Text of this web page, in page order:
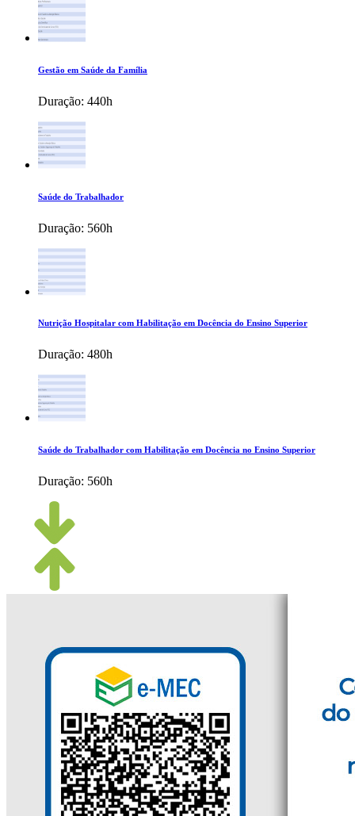
Gestão em Saúde da Família
Duração: 440h
Saúde do Trabalhador
Duração: 560h
Nutrição Hospitalar com Habilitação em Docência do Ensino Superior
Duração: 480h
Saúde do Trabalhador com Habilitação em Docência no Ensino Superior
Duração: 560h